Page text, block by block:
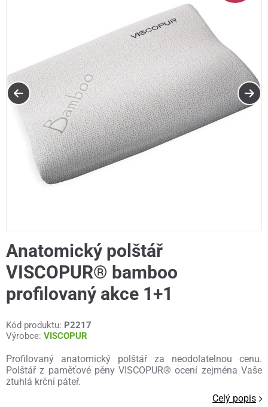
Anatomický polštář
VISCOPUR® bamboo
profilovaný akce 1+1
Kód produktu: P2217
Výrobce: VISCOPUR
Profilovaný anatomický polštář za neodolatelnou cenu.
Polštář z paměťové pěny VISCOPUR® ocení zejména Vaše
ztuhlá krční páteř.
Celý popis